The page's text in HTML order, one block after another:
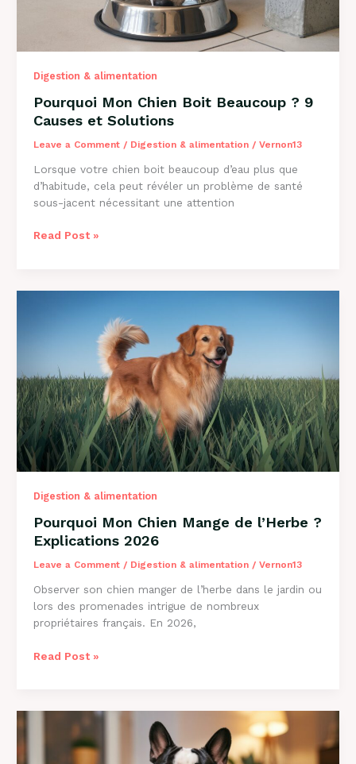
Digestion & alimentation
Pourquoi Mon Chien Boit Beaucoup ? 9
Causes et Solutions
Leave a Comment / Digestion & alimentation/ Vernon13
Lorsque votre chien boit beaucoup d’eau plus que
d’habitude, cela peut révéler un problème de santé
sous-jacent nécessitant une attention
Pourquoi
Solutions
Read Post »
Digestion & alimentation
Pourquoi Mon Chien Mange de l’Herbe ?
Explications 2026
Leave a Comment / Digestion & alimentation/ Vernon13
Observer son chien manger de l’herbe dans le jardin ou
lors des promenades intrigue de nombreux
propriétaires français. En 2026,
Pourquoi
l’Herbe
Read Post »